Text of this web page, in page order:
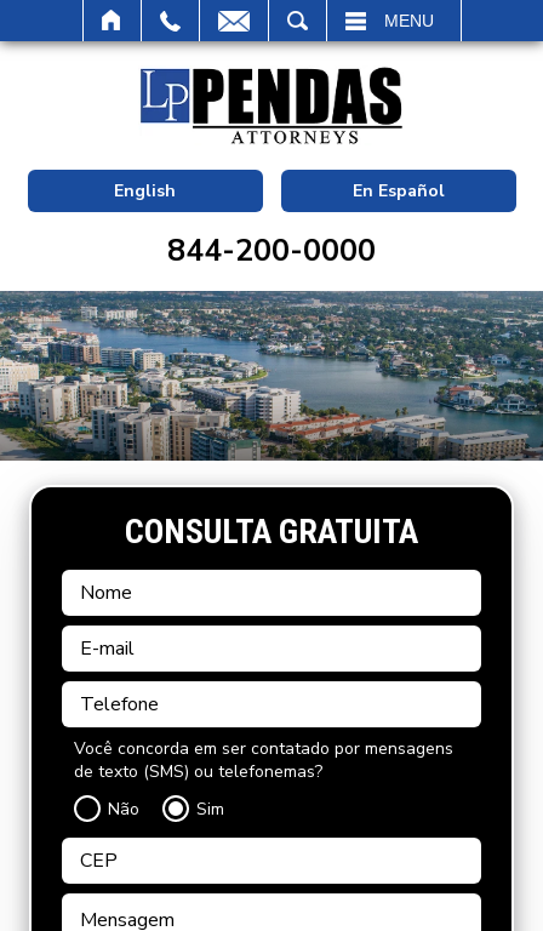
MENU
English En Español
844-200-0000
CONSULTA GRATUITA
Você concorda em ser contatado por mensagens
de texto (SMS) ou telefonemas?
Não
Sim